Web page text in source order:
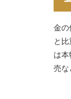
金の
と
は
売な